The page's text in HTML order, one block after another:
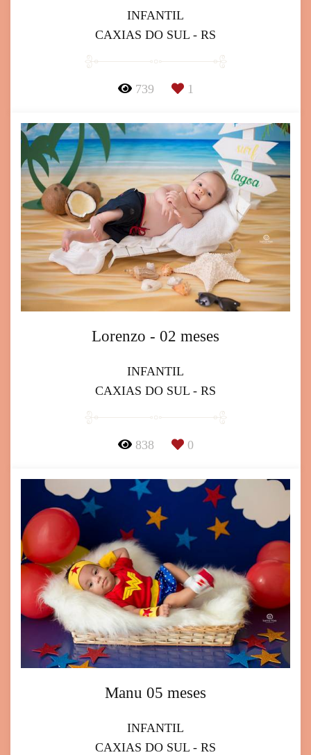
INFANTIL
CAXIAS DO SUL - RS
739 1
Lorenzo - 02 meses
INFANTIL
CAXIAS DO SUL - RS
838 0
Manu 05 meses
INFANTIL
CAXIAS DO SUL - RS